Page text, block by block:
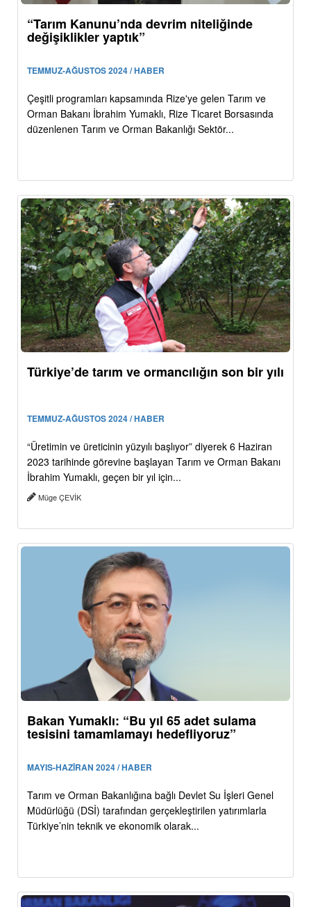
“Tarım Kanunu’nda devrim niteliğinde
değişiklikler yaptık”
TEMMUZ-AĞUSTOS 2024 / HABER
Çeşitli programları kapsamında Rize'ye gelen Tarım ve
Orman Bakanı İbrahim Yumaklı, Rize Ticaret Borsasında
düzenlenen Tarım ve Orman Bakanlığı Sektör...
Türkiye’de tarım ve ormancılığın son bir yılı
TEMMUZ-AĞUSTOS 2024 / HABER
“Üretimin ve üreticinin yüzyılı başlıyor” diyerek 6 Haziran
2023 tarihinde görevine başlayan Tarım ve Orman Bakanı
İbrahim Yumaklı, geçen bir yıl için...
Müge ÇEVİK
Bakan Yumaklı: “Bu yıl 65 adet sulama
tesisini tamamlamayı hedefliyoruz”
MAYIS-HAZİRAN 2024 / HABER
Tarım ve Orman Bakanlığına bağlı Devlet Su İşleri Genel
Müdürlüğü (DSİ) tarafından gerçekleştirilen yatırımlarla
Türkiye’nin teknik ve ekonomik olarak...